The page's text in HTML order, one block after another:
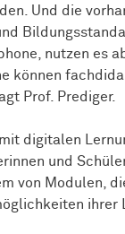
Und die
nutzen es
können
Prof. Prediger.
digitalen
und
von Modulen,
ihrer